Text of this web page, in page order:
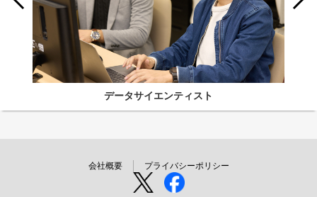
データサイエンティスト
会社概要 プライバシーポリシー